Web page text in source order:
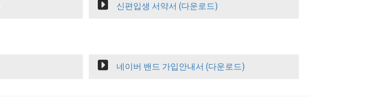
신편입생 서약서 (다운로드)
네이버 밴드 가입안내서 (다운로드)